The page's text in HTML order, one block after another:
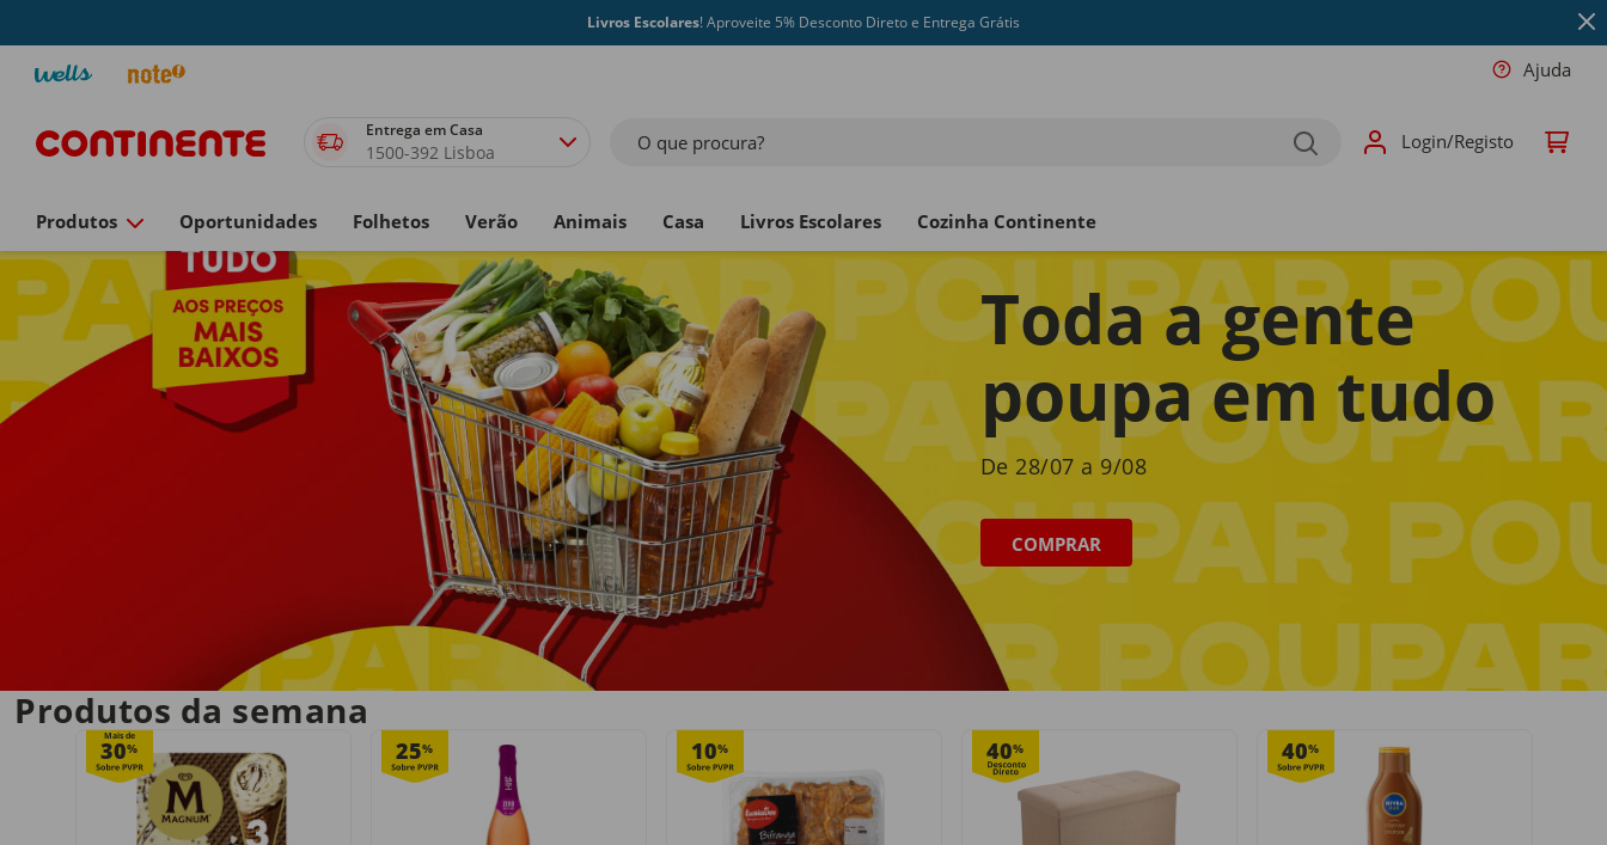
Livros Escolares! Aproveite 5% Desconto Direto e Entrega Grátis
Ajuda
Entrega em Casa
1500-392 Lisboa O que procura? Login/Registo
Produtos Oportunidades Folhetos Verão Animais Casa Livros Escolares Cozinha Continente
Toda a gente
poupa em tudo
De 28/07 a 9/08
COMPRAR
Entrega em casa
no próprio dia
Recolha grátis
+50 000 produtos
Pagamento seguro
online ou na entrega
Produtos da semana
Mais de
30% 25% 10% 40% 40%